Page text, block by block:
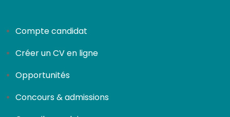
CDI
Compte candidat
Créer un CV en ligne
Opportunités
Concours & admissions